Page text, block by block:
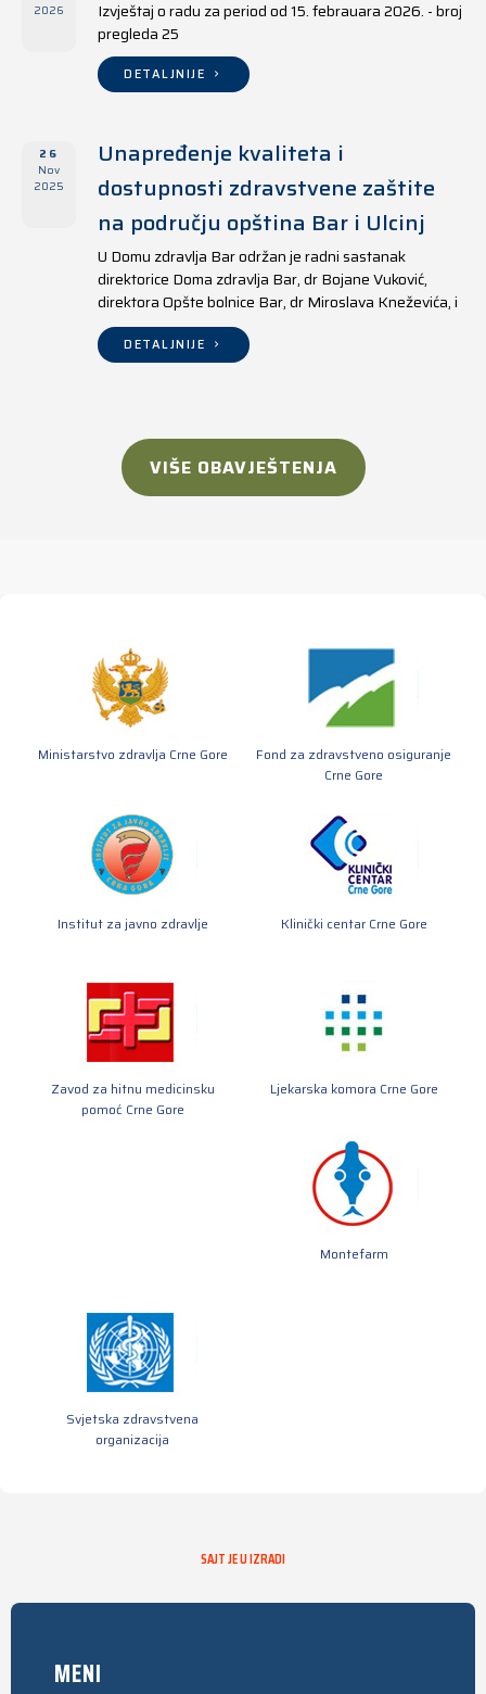
2026
Izvještaj o radu za period od 15. febrauara 2026. - broj
pregleda 25
DETALJNIJE
26
Nov
2025
Unapređenje kvaliteta i
dostupnosti zdravstvene zaštite
na području opština Bar i Ulcinj
U Domu zdravlja Bar održan je radni sastanak
direktorice Doma zdravlja Bar, dr Bojane Vuković,
direktora Opšte bolnice Bar, dr Miroslava Kneževića, i
direktora Doma zdravlja Ulcinj, Kreshnika Mustafe.
DETALJNIJE
VIŠE OBAVJEŠTENJA
Ministarstvo zdravlja Crne Gore
Fond za zdravstveno osiguranje
Crne Gore
Institut za javno zdravlje Klinički centar Crne Gore
Zavod za hitnu medicinsku
pomoć Crne Gore
Ljekarska komora Crne Gore
Montefarm
Svjetska zdravstvena
organizacija
SAJT JE U IZRADI
MENI